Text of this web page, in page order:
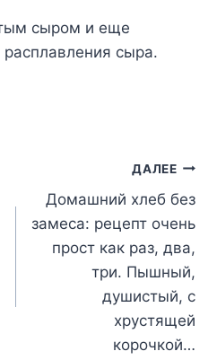
cыpoм и eщe
cыpa.
ДАЛЕЕ
Домашний хлеб без
замеса: рецепт очень
прост как раз, два,
три. Пышный,
душистый, с
хрустящей
корочкой…